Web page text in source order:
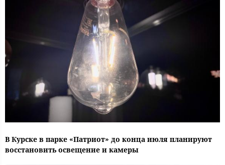
В Курске в парке «Патриот» до конца июля планируют
восстановить освещение и камеры